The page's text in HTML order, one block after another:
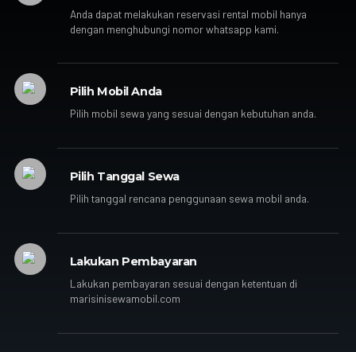
Anda dapat melakukan reservasi rental mobil hanya
dengan menghubungi nomor whatsapp kami.
Pilih Mobil Anda
Pilih mobil sewa yang sesuai dengan kebutuhan anda.
Pilih Tanggal Sewa
Pilih tanggal rencana penggunaan sewa mobil anda.
Lakukan Pembayaran
Lakukan pembayaran sesuai dengan ketentuan di
marisinisewamobil.com